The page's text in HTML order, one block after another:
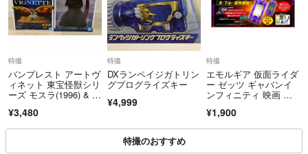
特撮
バンプレスト アートヴ
ィネット 東宝怪獣シリ
ーズ モスラ(1996) & シ
形態 2種セット
¥3,480
特撮
DXランペイジガトリン
グプログライズキー
¥4,999
特撮
エモルギア 仮面ライダ
ー ゼッツ ギャバンイ
ンフィニティ 映画 特
ー・アポロン ムービー
¥1,900
特撮のおすすめ